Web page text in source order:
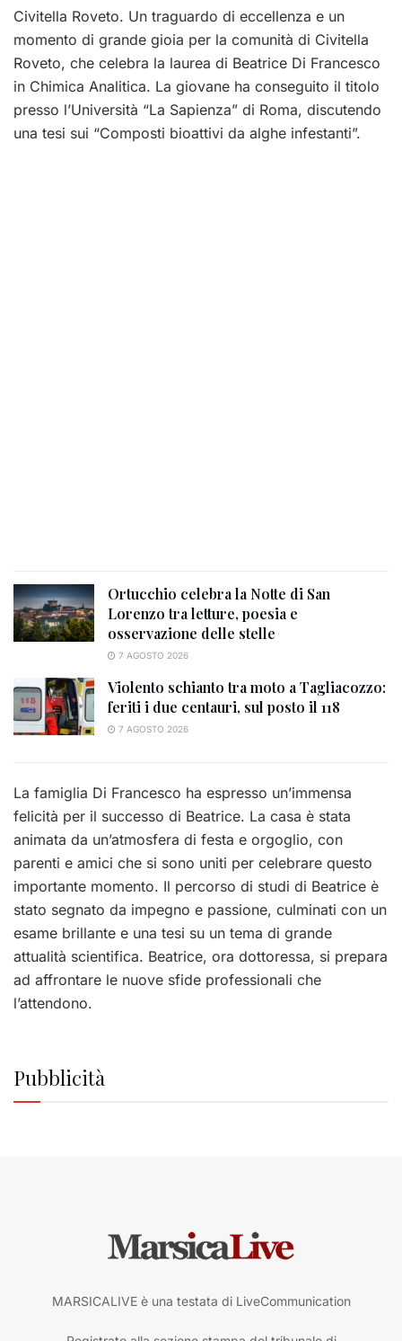
Civitella Roveto. Un traguardo di eccellenza e un
momento di grande gioia per la comunità di Civitella
Roveto, che celebra la laurea di Beatrice Di Francesco
in Chimica Analitica. La giovane ha conseguito il titolo
presso l’Università “La Sapienza” di Roma, discutendo
una tesi sui “Composti bioattivi da alghe infestanti”.
Ortucchio celebra la Notte di San
Lorenzo tra letture, poesia e
osservazione delle stelle
7 AGOSTO 2026
Violento schianto tra moto a Tagliacozzo:
feriti i due centauri, sul posto il 118
7 AGOSTO 2026
La famiglia Di Francesco ha espresso un’immensa
felicità per il successo di Beatrice. La casa è stata
animata da un’atmosfera di festa e orgoglio, con
parenti e amici che si sono uniti per celebrare questo
importante momento. Il percorso di studi di Beatrice è
stato segnato da impegno e passione, culminati con un
esame brillante e una tesi su un tema di grande
attualità scientifica. Beatrice, ora dottoressa, si prepara
ad affrontare le nuove sfide professionali che
l’attendono.
Pubblicità
MARSICALIVE è una testata di LiveCommunication